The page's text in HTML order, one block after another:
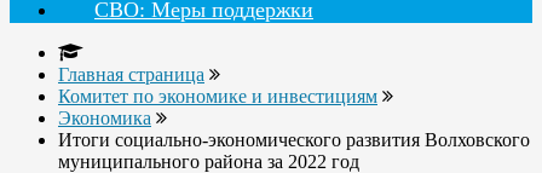
СВО: Меры поддержки
Главная страница
Комитет по экономике и инвестициям
Экономика
Итоги социально-экономического развития Волховского
муниципального района за 2022 год